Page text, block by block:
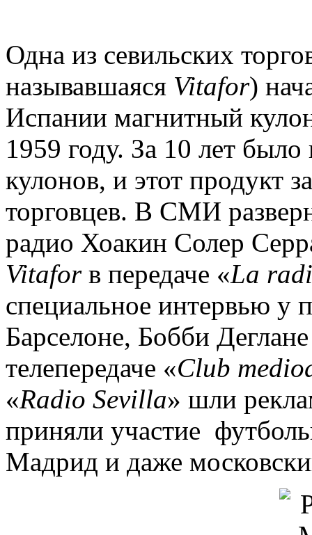
Одна из севильских
называвшаяся Vitafor)
Испании магнитный
1959 году. За 10 лет
кулонов, и этот продукт
торговцев. В СМИ
радио Хоакин Солер
Vitaforв передаче «La
специальное интервью у
Барселоне, Бобби
телепередаче «Club
«Radio Sevilla» шли
приняли участие
Мадрид и даже